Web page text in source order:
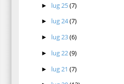
► lug 25(7)
► lug 24(7)
► lug 23(6)
► lug 22(9)
► lug 21(7)